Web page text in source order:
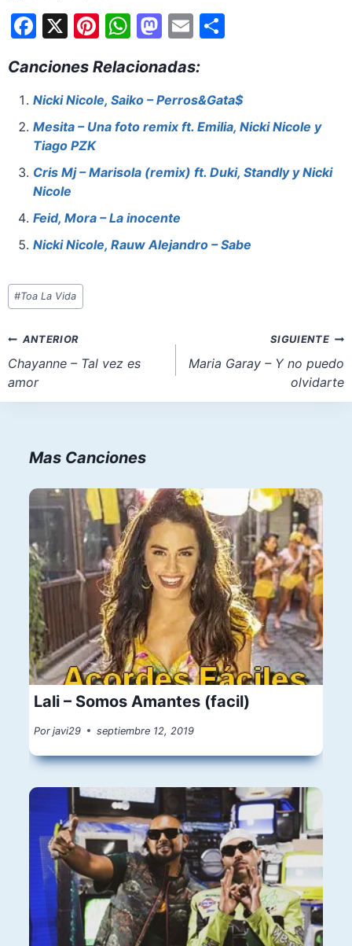
F
c
e
b
o
o
k
X Pi
er
e
st
W
at
s
A
p
M
st
o
d
n
E
ai
l
S
e
Canciones Relacionadas:
Nicki Nicole, Saiko – Perros&Gata$
Mesita – Una foto remix ft. Emilia, Nicki Nicole y
Tiago PZK
Cris Mj – Marisola (remix) ft. Duki, Standly y Nicki
Nicole
Feid, Mora – La inocente
Nicki Nicole, Rauw Alejandro – Sabe
Etiquetas
de
entrada:
#Toa La Vida
Navegación
de
entradas
ANTERIOR
Chayanne – Tal vez es
amor
SIGUIENTE
Maria Garay – Y no puedo
olvidarte
Mas Canciones
Lali – Somos Amantes (facil)
Por javi29 septiembre 12, 2019